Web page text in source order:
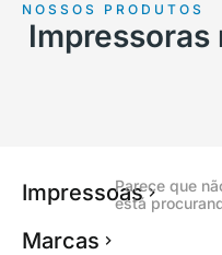
NOSSOS PRODUTOS
Impressoas
Marcas
Parece que
está